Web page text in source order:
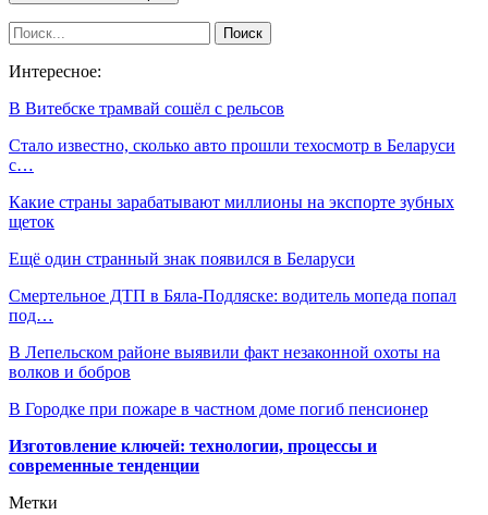
Интересное:
В Витебске трамвай сошёл с рельсов
Стало известно, сколько авто прошли техосмотр в Беларуси
с…
Какие страны зарабатывают миллионы на экспорте зубных
щеток
Ещё один странный знак появился в Беларуси
Смертельное ДТП в Бяла-Подляске: водитель мопеда попал
под…
В Лепельском районе выявили факт незаконной охоты на
волков и бобров
В Городке при пожаре в частном доме погиб пенсионер
Изготовление ключей: технологии, процессы и
современные тенденции
Метки